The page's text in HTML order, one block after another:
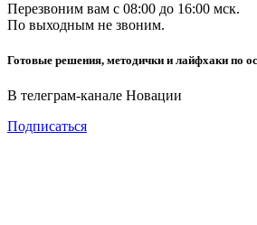
Перезвоним вам с 08:00 до 16:00 мск.
По выходным не звоним.
Готовые решения, методички и лайфхаки по
В телеграм-канале Новации
Подписаться